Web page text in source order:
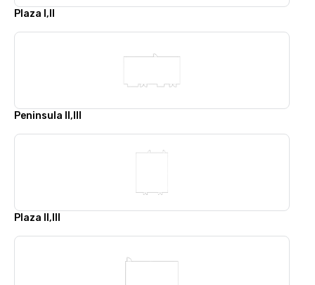
Plaza I,II
Peninsula II,III
Plaza II,III